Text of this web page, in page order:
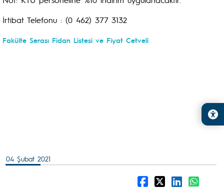
İrtibat Telefonu : (0 462) 377 3132
Fakülte Serası Fidan Listesi ve Fiyat Cetveli
04 Şubat 2021